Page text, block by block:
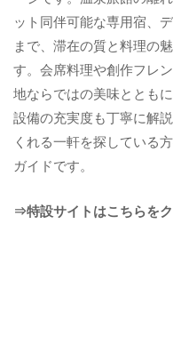
ット同伴可能な専用宿、
まで、滞在の質と料理の
す。会席料理や創作フレ
地ならではの美味ととも
設備の充実度も丁寧に解
くれる一軒を探している
ガイドです。
⇒特設サイトはこちらを